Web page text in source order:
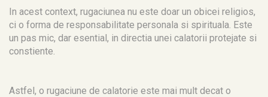
In acest context, rugaciunea nu este doar un obicei religios,
ci o forma de responsabilitate personala si spirituala. Este
un pas mic, dar esential, in directia unei calatorii protejate si
constiente.
Astfel, o rugaciune de calatorie este mai mult decat o